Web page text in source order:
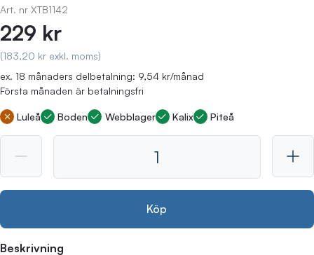
Art. nr XTB1142
229 kr
(183,20 kr exkl. moms)
ex. 18 månaders delbetalning: 9,54 kr/månad
Första månaden är betalningsfri
Luleå Boden Webblager Kalix Piteå
Köp
Beskrivning